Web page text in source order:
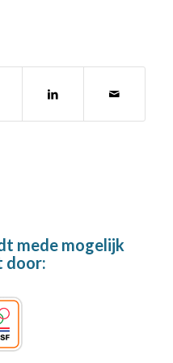
mede mogelijk
door: